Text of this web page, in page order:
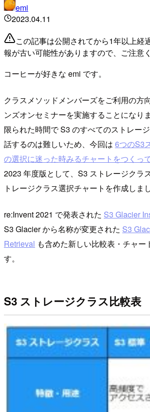
emi
2023.04.11
この記事は公開されてから1年以上経
報が古い可能性がありますので、ご注意
コーヒーが好きな emi です。
クラスメソッドメンバーズをご利用の方
ンズオンセミナーを実施することになりま
限られた時間で S3 のすべてのストレー
話するのは難しいため、今回は 6つのS3
の選択に迷った時みるチャートをつくっ
2023 年度版として、S3 ストレージクラ
トレージクラス選択チャートを作成しまし
re:Invent 2021 で発表された S3 Glacier
S3 Glacier から名称が変更された S3
Retrieval も含めた新しい比較表・チャー
す。
S3 ストレージクラス比較表